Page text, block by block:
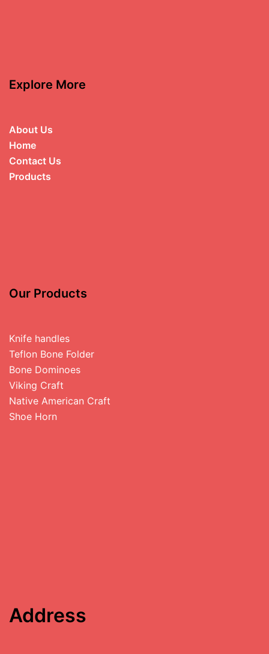
Explore More
About Us
Home
Contact Us
Products
Our Products
Knife handles
Teflon Bone Folder
Bone Dominoes
Viking Craft
Native American Craft
Shoe Horn
Address